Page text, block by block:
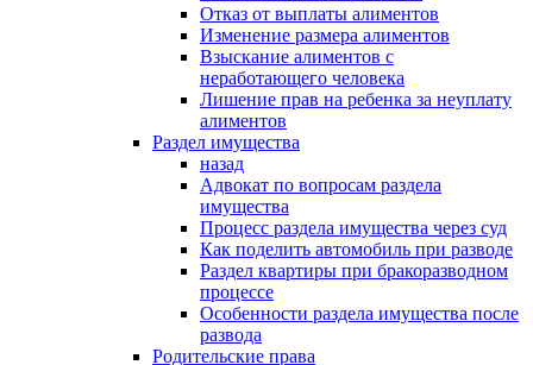
Отказ от выплаты алиментов
Изменение размера алиментов
Взыскание алиментов с
неработающего человека
Лишение прав на ребенка за неуплату
алиментов
Раздел имущества
назад
Адвокат по вопросам раздела
имущества
Процесс раздела имущества через суд
Как поделить автомобиль при разводе
Раздел квартиры при бракоразводном
процессе
Особенности раздела имущества после
развода
Родительские права